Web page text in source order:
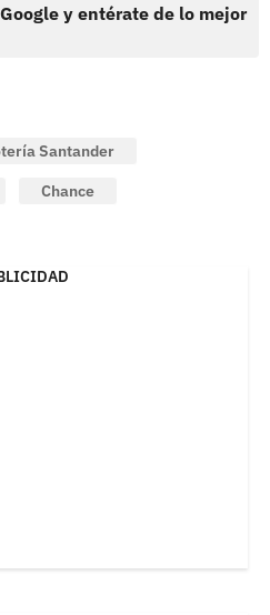
y entérate de lo mejor
Santander
Chance